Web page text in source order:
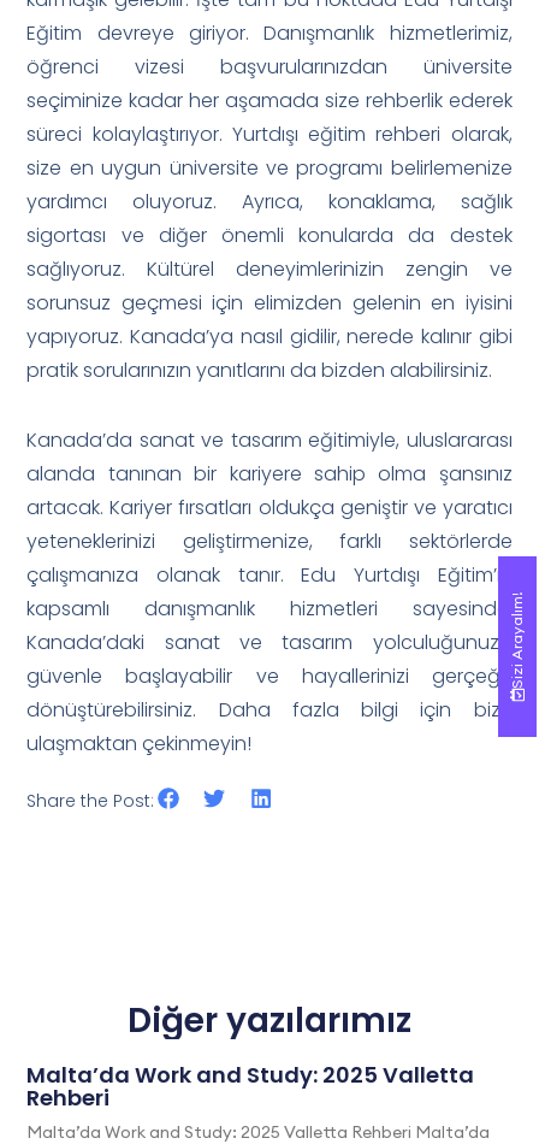
Eğitim devreye giriyor. Danışmanlık hizmetlerimiz,
öğrenci vizesi başvurularınızdan üniversite
seçiminize kadar her aşamada size rehberlik ederek
süreci kolaylaştırıyor. Yurtdışı eğitim rehberi olarak,
size en uygun üniversite ve programı belirlemenize
yardımcı oluyoruz. Ayrıca, konaklama, sağlık
sigortası ve diğer önemli konularda da destek
sağlıyoruz. Kültürel deneyimlerinizin zengin ve
sorunsuz geçmesi için elimizden gelenin en iyisini
yapıyoruz. Kanada’ya nasıl gidilir, nerede kalınır gibi
pratik sorularınızın yanıtlarını da bizden alabilirsiniz.
Kanada’da sanat ve tasarım eğitimiyle, uluslararası
alanda tanınan bir kariyere sahip olma şansınız
artacak. Kariyer fırsatları oldukça geniştir ve yaratıcı
yeteneklerinizi geliştirmenize, farklı sektörlerde
çalışmanıza olanak tanır. Edu Yurtdışı Eğitim’in
kapsamlı danışmanlık hizmetleri sayesinde,
Kanada’daki sanat ve tasarım yolculuğunuza
güvenle başlayabilir ve hayallerinizi gerçeğe
dönüştürebilirsiniz. Daha fazla bilgi için bize
ulaşmaktan çekinmeyin!
Share the Post:
Diğer yazılarımız
Malta’da Work and Study: 2025 Valletta
Rehberi
Malta’da Work and Study: 2025 Valletta Rehberi Malta’da
Sizi Arayalım!
Sizi Arayalım!